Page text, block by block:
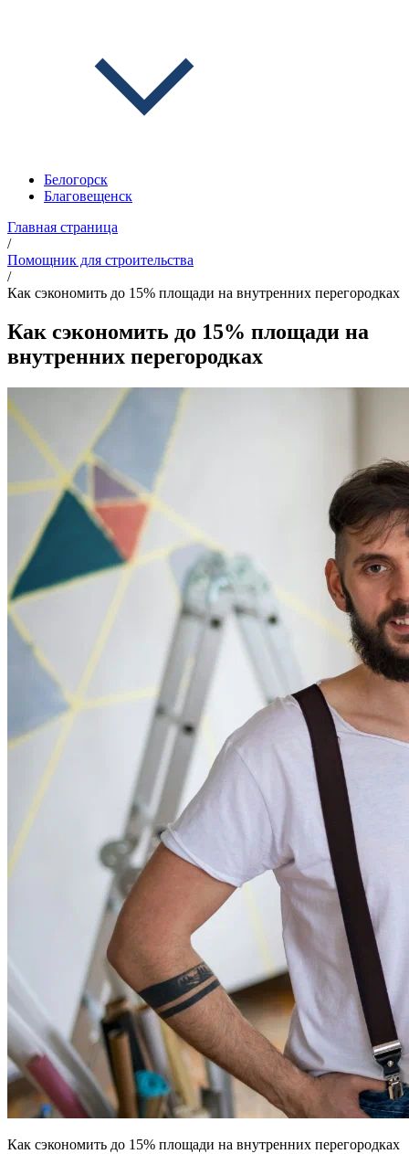
Белогорск
Благовещенск
Главная страница
/
Помощник для строительства
/
Как сэкономить до 15% площади на внутренних перегородках
Как сэкономить до 15% площади на
внутренних перегородках
Как сэкономить до 15% площади на внутренних перегородках